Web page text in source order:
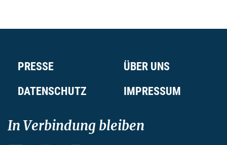
barocken Innenraum. Nur wenige Meter entfernt erblicke ich
hochmoderner Landwirtschaftsbetrieb von den Besitzern
geführt. Zudem lädt das Gut regelmäßig zu Konzerten,
Reitturnieren oder Hoftagen ein.
PRESSE
ÜBER UNS
DATENSCHUTZ
IMPRESSUM
In Verbindung bleiben